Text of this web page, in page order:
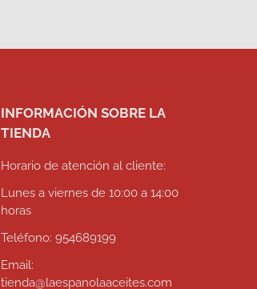
INFORMACIÓN SOBRE LA
TIENDA
Horario de atención al cliente:
Lunes a viernes de 10:00 a 14:00
horas
Teléfono: 954689199
Email:
tienda@laespanolaaceites.com